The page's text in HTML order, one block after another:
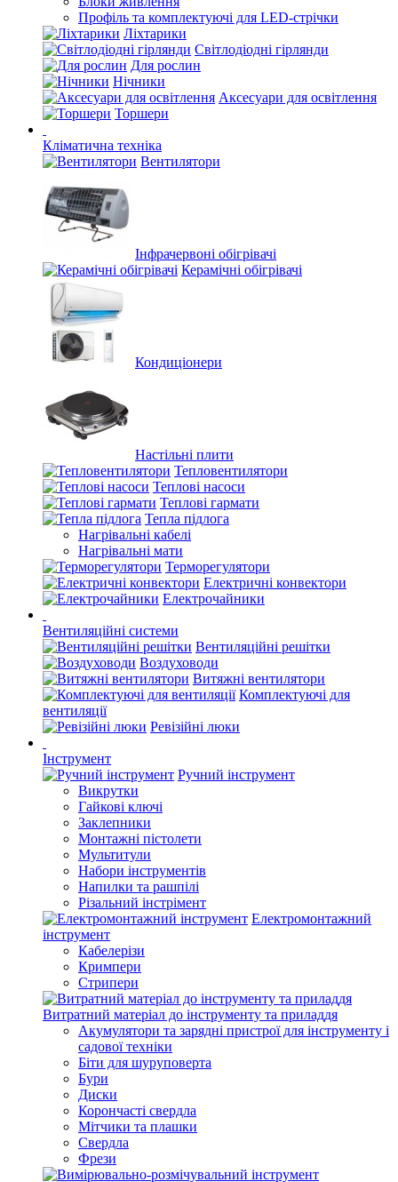
Профіль та комплектуючі для LED-стрічки
Ліхтарики
Світлодіодні гірлянди
Для рослин
Нічники
Аксесуари для освітлення
Торшери
Кліматична техніка
Вентилятори
Інфрачервоні обігрівачі
Керамічні обігрівачі
Кондиціонери
Настільні плити
Тепловентилятори
Теплові насоси
Теплові гармати
Тепла підлога
Нагрівальні кабелі
Нагрівальні мати
Терморегулятори
Електричні конвектори
Електрочайники
Вентиляційні системи
Вентиляційні решітки
Воздуховоди
Витяжні вентилятори
Комплектуючі для
вентиляції
Ревізійні люки
Інструмент
Ручний інструмент
Викрутки
Гайкові ключі
Заклепники
Монтажні пістолети
Мультитули
Набори інструментів
Напилки та рашпілі
Різальний інстрімент
Електромонтажний
інструмент
Кабелерізи
Кримпери
Стрипери
Витратний матеріал до інструменту та приладдя
Акумулятори та зарядні пристрої для інструменту і
садової техніки
Біти для шуруповерта
Бури
Диски
Корончасті свердла
Мітчики та плашки
Свердла
Фрези